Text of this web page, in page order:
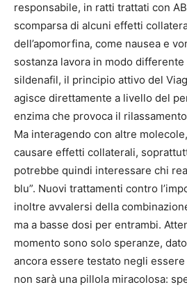
responsabile, in ratti trattati con
scomparsa di alcuni effetti
dell’apomorfina, come nausea e
sostanza lavora in modo
sildenafil, il principio attivo del
agisce direttamente a livello del
enzima che provoca il
Ma interagendo con altre
causare effetti collaterali,
potrebbe quindi interessare chi
blu”. Nuovi trattamenti contro
inoltre avvalersi della
ma a basse dosi per entrambi.
momento sono solo speranze,
ancora essere testato negli essere
non sarà una pillola miracolosa: